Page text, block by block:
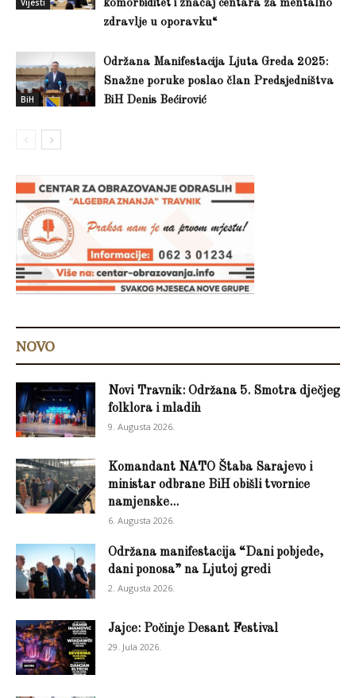
komorbiditet i značaj centara za mentalno
zdravlje u oporavku“
BiH
Održana Manifestacija Ljuta Greda 2025:
Snažne poruke poslao član Predsjedništva
BiH Denis Bećirović
NOVO
Novi Travnik: Održana 5. Smotra dječjeg
folklora i mladih
9. Augusta 2026.
Komandant NATO Štaba Sarajevo i
ministar odbrane BiH obišli tvornice
namjenske...
6. Augusta 2026.
Održana manifestacija “Dani pobjede,
dani ponosa” na Ljutoj gredi
2. Augusta 2026.
Jajce: Počinje Desant Festival
29. Jula 2026.